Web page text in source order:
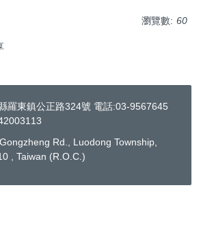
瀏覽數: 60
羅東鎮公正路324號 電話:03-9567645
Rd., Luodong Township,
, Taiwan (R.O.C.)